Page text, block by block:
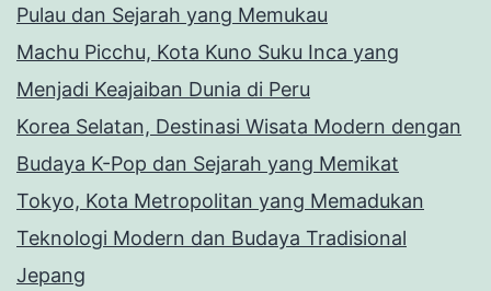
Pulau dan Sejarah yang Memukau
Machu Picchu, Kota Kuno Suku Inca yang
Menjadi Keajaiban Dunia di Peru
Korea Selatan, Destinasi Wisata Modern dengan
Budaya K-Pop dan Sejarah yang Memikat
Tokyo, Kota Metropolitan yang Memadukan
Teknologi Modern dan Budaya Tradisional
Jepang